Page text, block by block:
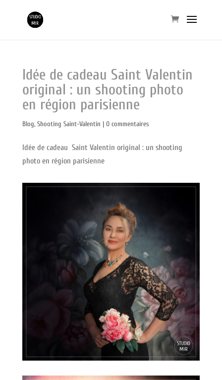
Idée de cadeau Saint Valentin
original : un shooting photo
en région parisienne
Blog, Shooting Saint-Valentin | 0 commentaires
Idée de cadeau Saint Valentin original : un shooting
photo en région parisienne